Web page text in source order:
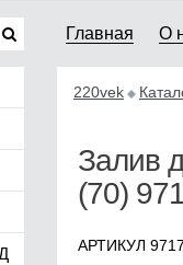
Главная О
220vek
Залив
(70)
АРТИКУЛ 9717